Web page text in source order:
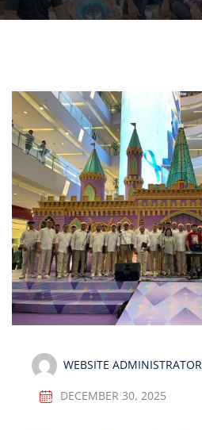
WEBSITE ADMINISTRATOR
DECEMBER 30, 2025
Remember me